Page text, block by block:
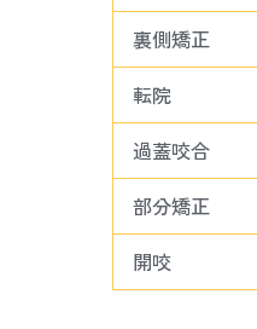
裏側矯正
転院
過蓋咬合
部分矯正
開咬